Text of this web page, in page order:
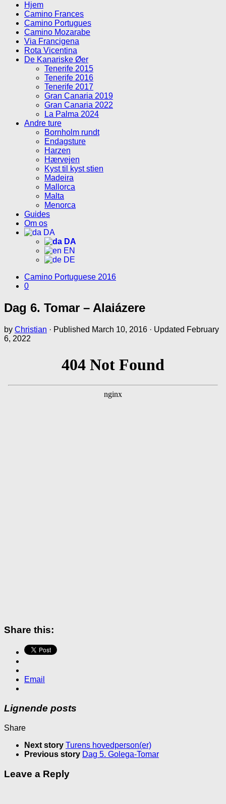
Hjem
Camino Frances
Camino Portugues
Camino Mozarabe
Via Francigena
Rota Vicentina
De Kanariske Øer
Tenerife 2015
Tenerife 2016
Tenerife 2017
Gran Canaria 2019
Gran Canaria 2022
La Palma 2024
Andre ture
Bornholm rundt
Endagsture
Harzen
Hærvejen
Kyst til kyst stien
Madeira
Mallorca
Malta
Menorca
Guides
Om os
DA
DA
EN
DE
Camino Portuguese 2016
0
Dag 6. Tomar – Alaiázere
by Christian · Published March 10, 2016 · Updated February
6, 2022
Share this:
Email
Lignende posts
Share
Next story Turens hovedperson(er)
Previous story Dag 5. Golega-Tomar
Leave a Reply